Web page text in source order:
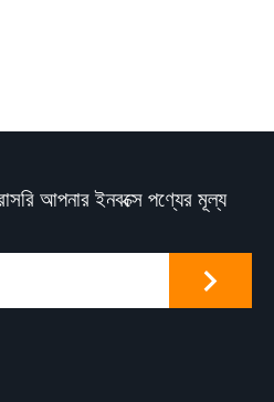
আপনার ইনবক্সে পণ্যের মূল্য